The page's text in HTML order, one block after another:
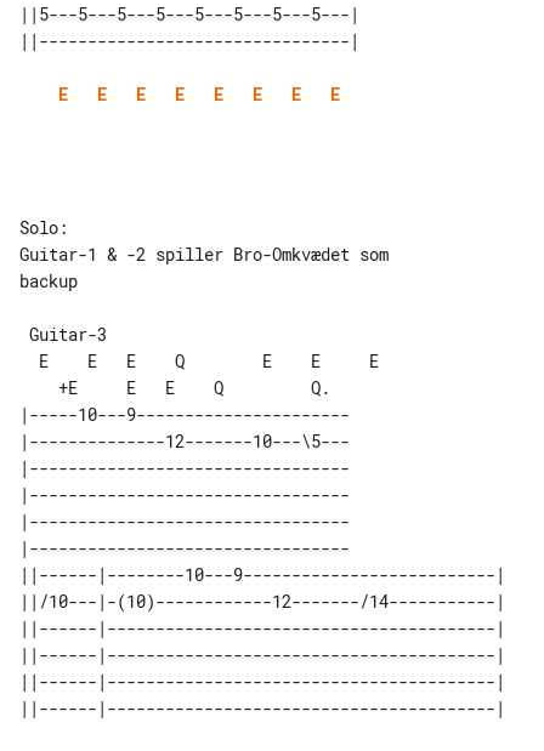
||5---5---5---5---5---5---5---5---|
E E E E E E E E
Solo:
Guitar-1 & -2 spiller Bro-Omkvædet som
backup
|-----10---9----------------------
|--------------12-------10---\5---
|---------------------------------
|---------------------------------
|---------------------------------
|---------------------------------
||------|--------10---9--------------------------|
||/10---|-(10)------------12-------/14-----------|
||------|----------------------------------------|
||------|----------------------------------------|
||------|----------------------------------------|